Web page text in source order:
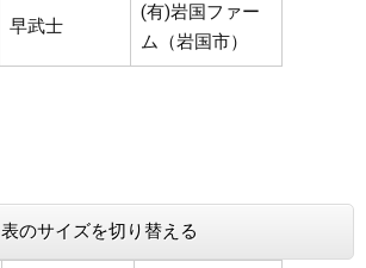
早武士
(有)岩国ファー
ム（岩国市）
表のサイズを切り替える